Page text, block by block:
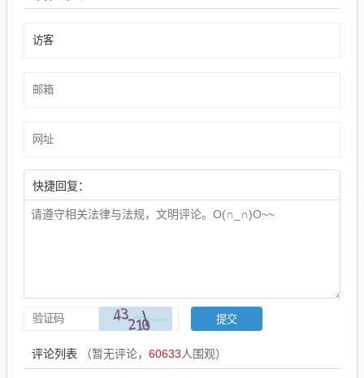
快捷回复：
评论列表 （暂无评论， 60633人围观）